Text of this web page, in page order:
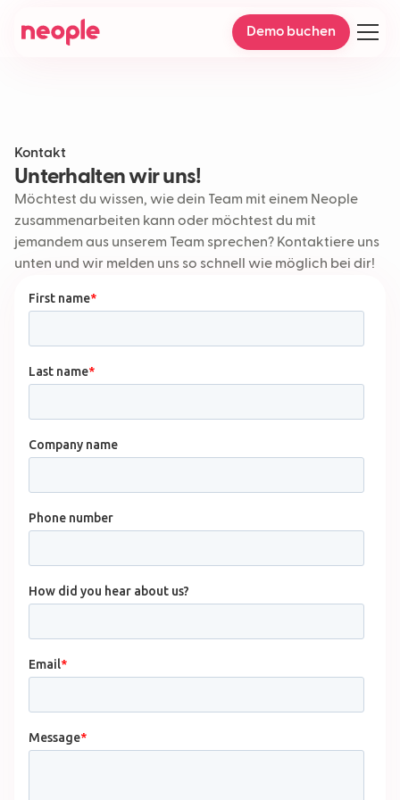
Demo buchen
Kontakt
Unterhalten wir uns!
Möchtest du wissen, wie dein Team mit einem Neople
zusammenarbeiten kann oder möchtest du mit
jemandem aus unserem Team sprechen? Kontaktiere uns
unten und wir melden uns so schnell wie möglich bei dir!